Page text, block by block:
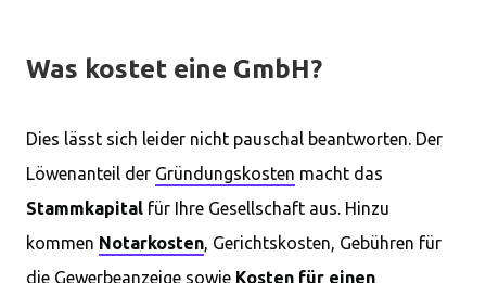
Was kostet eine GmbH?
Dies lässt sich leider nicht pauschal beantworten. Der
Löwenanteil der Gründungskosten macht das
Stammkapital für Ihre Gesellschaft aus. Hinzu
kommen Notarkosten, Gerichtskosten, Gebühren für
die Gewerbeanzeige sowie Kosten für einen